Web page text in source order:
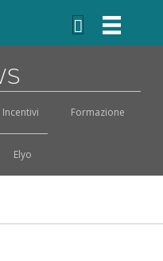
Incentivi Formazione
Elyo